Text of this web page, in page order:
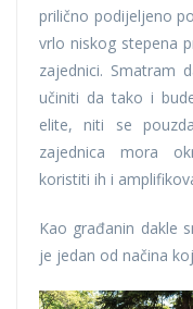
prilično podijeljeno
vrlo niskog stepena
zajednici. Smatram
učiniti da tako i
elite, niti se
zajednica mora
koristiti ih i
Kao građanin dakle
je jedan od načina